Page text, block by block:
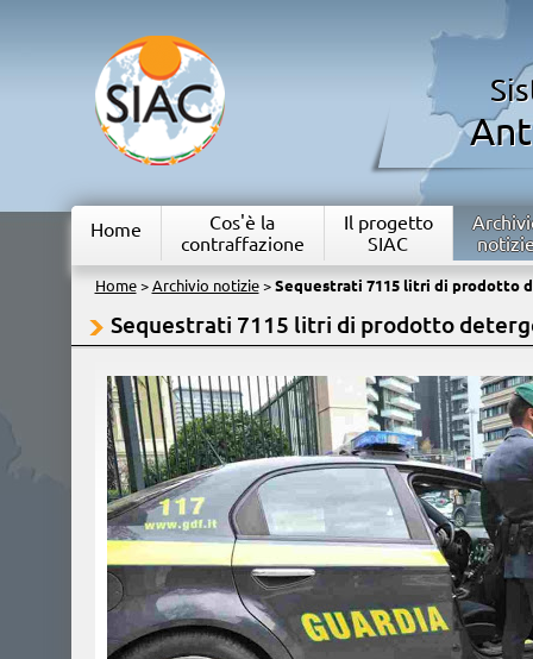
Home
Cos'è la
contraffazione
Il progetto
SIAC
Home> Archivio notizie> Sequestrati 7115 litri di prodotto
Sequestrati 7115 litri di prodotto